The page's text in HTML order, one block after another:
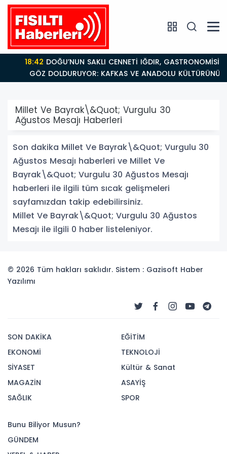
18:42DOĞU’NUN SAKLI CENNETİ IĞDIR, GASTRONOMİSİYLE
GÖZ DOLDURUYOR: KAFKAS VE ANADOLU KÜLTÜRÜNÜN
BULUŞMA NOKTASI
Millet Ve Bayrak\&Quot; Vurgulu 30
Ağustos Mesajı Haberleri
Son dakika Millet Ve Bayrak\&Quot; Vurgulu 30
Ağustos Mesajı haberleri ve Millet Ve
Bayrak\&Quot; Vurgulu 30 Ağustos Mesajı
haberleri ile ilgili tüm sıcak gelişmeleri
sayfamızdan takip edebilirsiniz.
Millet Ve Bayrak\&Quot; Vurgulu 30 Ağustos
Mesajı ile ilgili 0 haber listeleniyor.
© 2026 Tüm hakları saklıdır. Sistem : Gazisoft Haber
Yazılımı
SON DAKİKA
EKONOMİ
SİYASET
MAGAZİN
SAĞLIK
EĞİTİM
TEKNOLOJİ
Kültür & Sanat
ASAYİŞ
SPOR
Bunu Biliyor Musun?
GÜNDEM